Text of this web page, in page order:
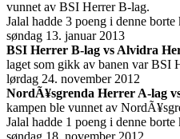
vunnet av BSI Herrer B-lag.
Jalal hadde 3 poeng i denne borte
søndag 13. januar 2013
BSI Herrer B-lag vs Alvidra
laget som gikk av banen var BSI
lørdag 24. november 2012
NordÃ¥sgrenda Herrer A-lag
kampen ble vunnet av
Jalal hadde 1 poeng i denne borte